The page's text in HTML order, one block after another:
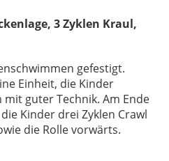
3 Zyklen Kraul,
gefestigt.
Einheit, die Kinder
guter Technik. Am Ende
Kinder drei Zyklen Crawl
die Rolle vorwärts.